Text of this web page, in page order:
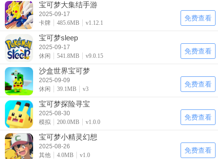
宝可梦大集结手游
2025-09-17
卡牌
485.6MB v1.12.1
免费查看
宝可梦sleep
2025-09-17
休闲
541.8MB v9.0.15
免费查看
沙盒世界宝可梦
2025-09-09
休闲
39.1MB v3
免费查看
宝可梦探险寻宝
2025-08-30
模拟
200.0MB v1.0.0
免费查看
宝可梦小精灵幻想
2025-08-26
其他
4.0MB v1.0
免费查看